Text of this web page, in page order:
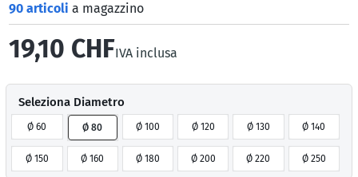
90 articolia magazzino
19,10 CHFIVA inclusa
Seleziona Diametro
Ø 60 Ø 80 Ø 100 Ø 120 Ø 130 Ø 140
Ø 150 Ø 160 Ø 180 Ø 200 Ø 220 Ø 250